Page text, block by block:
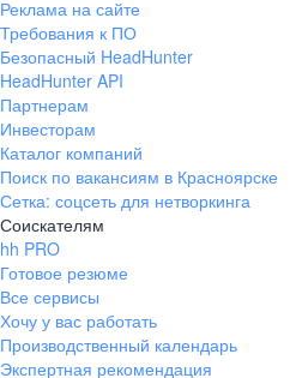
Реклама на сайте
Требования к ПО
Безопасный HeadHunter
HeadHunter API
Партнерам
Инвесторам
Каталог компаний
Поиск по вакансиям в Красноярске
Сетка: соцсеть для нетворкинга
Соискателям
hh PRO
Готовое резюме
Все сервисы
Хочу у вас работать
Производственный календарь
Экспертная рекомендация